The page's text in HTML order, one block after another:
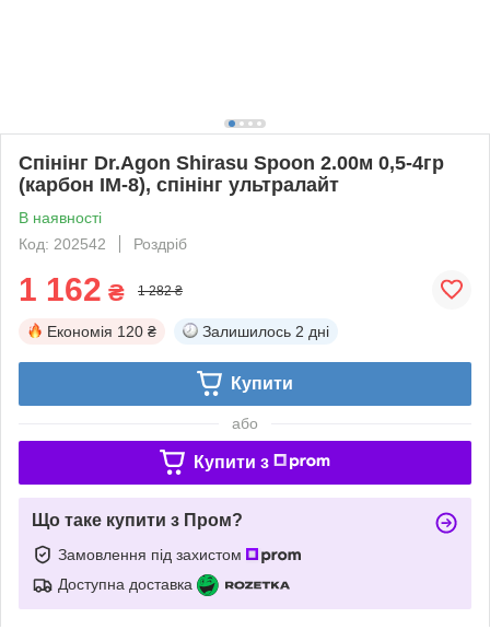
Спінінг Dr.Agon Shirasu Spoon 2.00м 0,5-4гр
(карбон IM-8), спінінг ультралайт
В наявності
Код: 202542
Роздріб
1 162 ₴ 1 282 ₴
Економія 120 ₴ Залишилось 2 дні
Купити
або
Купити з
Що таке купити з Пром?
Замовлення під захистом
Доступна доставка